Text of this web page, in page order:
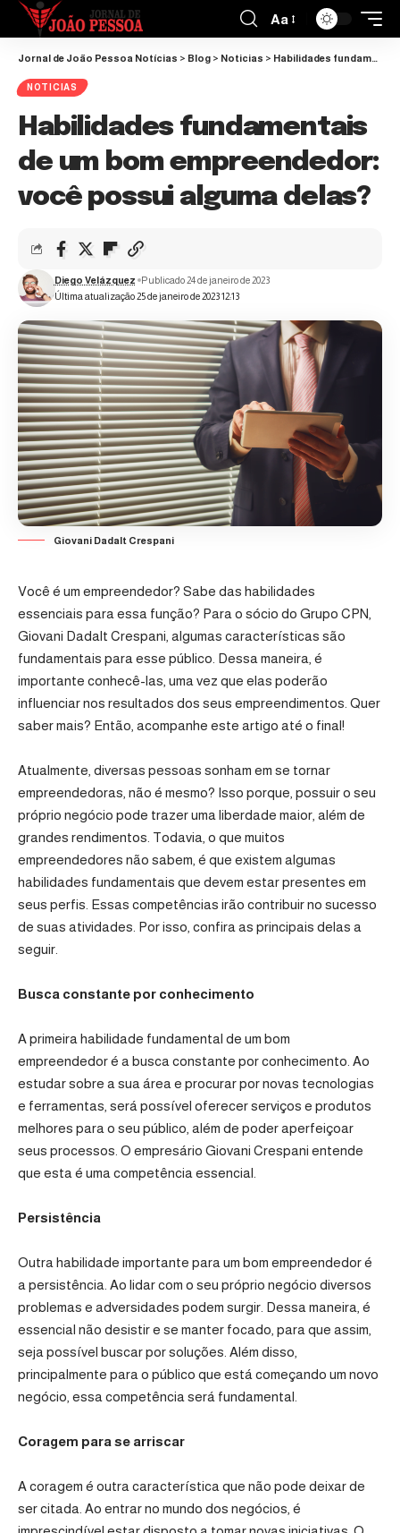
Aa
Jornal de João Pessoa Notícias > Blog > Noticias > Habilidades fundamentais de um bom empreendedor: você possui alguma delas?
NOTICIAS
Habilidades fundamentais
de um bom empreendedor:
você possui alguma delas?
Última atualização 25 de janeiro de 2023 12:13
Diego Velázquez Publicado 24 de janeiro de 2023
Giovani Dadalt Crespani
Você é um empreendedor? Sabe das habilidades
essenciais para essa função? Para o sócio do Grupo CPN,
Giovani Dadalt Crespani, algumas características são
fundamentais para esse público. Dessa maneira, é
importante conhecê-las, uma vez que elas poderão
influenciar nos resultados dos seus empreendimentos. Quer
saber mais? Então, acompanhe este artigo até o final!
Atualmente, diversas pessoas sonham em se tornar
empreendedoras, não é mesmo? Isso porque, possuir o seu
próprio negócio pode trazer uma liberdade maior, além de
grandes rendimentos. Todavia, o que muitos
empreendedores não sabem, é que existem algumas
habilidades fundamentais que devem estar presentes em
seus perfis. Essas competências irão contribuir no sucesso
de suas atividades. Por isso, confira as principais delas a
seguir.
Busca constante por conhecimento
A primeira habilidade fundamental de um bom
empreendedor é a busca constante por conhecimento. Ao
estudar sobre a sua área e procurar por novas tecnologias
e ferramentas, será possível oferecer serviços e produtos
melhores para o seu público, além de poder aperfeiçoar
seus processos. O empresário Giovani Crespani entende
que esta é uma competência essencial.
Persistência
Outra habilidade importante para um bom empreendedor é
a persistência. Ao lidar com o seu próprio negócio diversos
problemas e adversidades podem surgir. Dessa maneira, é
essencial não desistir e se manter focado, para que assim,
seja possível buscar por soluções. Além disso,
principalmente para o público que está começando um novo
negócio, essa competência será fundamental.
Coragem para se arriscar
A coragem é outra característica que não pode deixar de
ser citada. Ao entrar no mundo dos negócios, é